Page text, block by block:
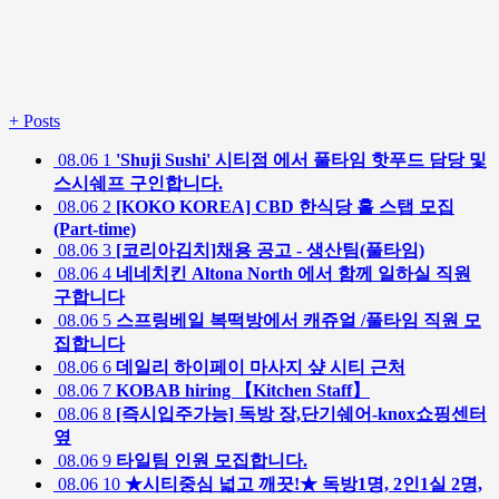
+ Posts
08.06 1 'Shuji Sushi' 시티점 에서 풀타임 핫푸드 담당 및
스시쉐프 구인합니다.
08.06 2 [KOKO KOREA] CBD 한식당 홀 스탭 모집
(Part-time)
08.06 3 [코리아김치]채용 공고 - 생산팀(풀타임)
08.06 4 네네치킨 Altona North 에서 함께 일하실 직원
구합니다
08.06 5 스프링베일 복떡방에서 캐쥬얼 /풀타임 직원 모
집합니다
08.06 6 데일리 하이페이 마사지 샾 시티 근처
08.06 7 KOBAB hiring 【Kitchen Staff】
08.06 8 [즉시입주가능] 독방 장,단기쉐어-knox쇼핑센터
옆
08.06 9 타일팀 인원 모집합니다.
08.06 10 ★시티중심 넓고 깨끗!★ 독방1명, 2인1실 2명,